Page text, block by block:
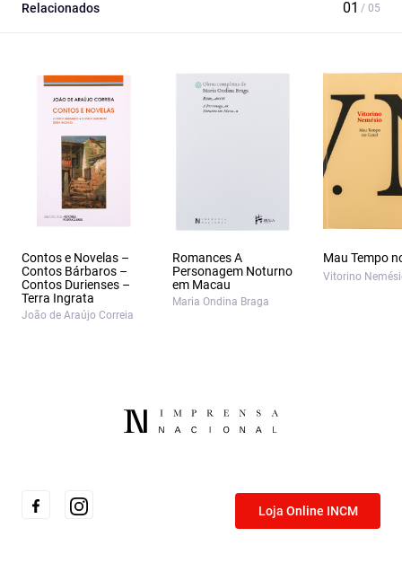
Relacionados
Contos e Novelas –
Contos Bárbaros –
Contos Durienses –
Terra Ingrata
João de Araújo Correia
Romances A
Personagem Noturno
em Macau
Maria Ondina Braga
Mau Tempo
Vitorino
Loja Online INCM